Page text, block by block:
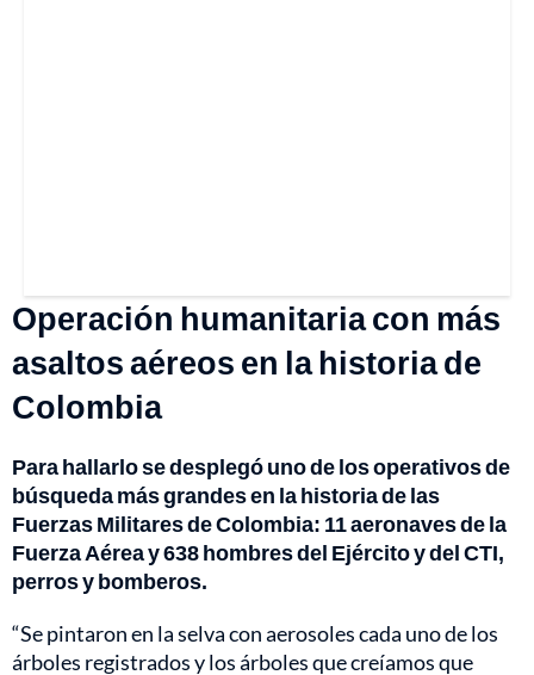
Operación humanitaria con más
asaltos aéreos en la historia de
Colombia
Para hallarlo se desplegó uno de los operativos de
búsqueda más grandes en la historia de las
Fuerzas Militares de Colombia: 11 aeronaves de la
Fuerza Aérea y 638 hombres del Ejército y del CTI,
perros y bomberos.
“Se pintaron en la selva con aerosoles cada uno de los
árboles registrados y los árboles que creíamos que